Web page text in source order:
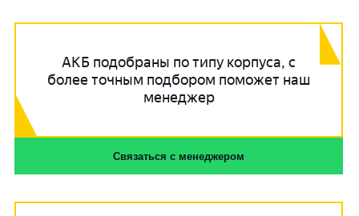
АКБ подобраны по типу корпуса, с
более точным подбором поможет наш
менеджер
Связаться с менеджером